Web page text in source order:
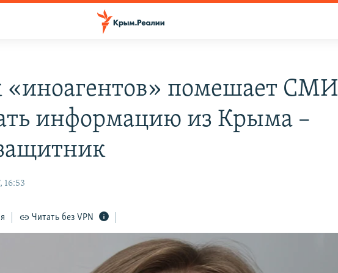
«иноагентов» помешает СМИ
информацию из Крыма –
16:53
Читать без VPN